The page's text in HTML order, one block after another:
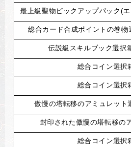
最上級聖物ピックアップパック(
総合カード合成ポイントの巻
伝説級スキルブック選択
総合コイン選択
総合コイン選択
傲慢の塔転移のアミュレット
封印された傲慢の塔転移の
総合コイン選択